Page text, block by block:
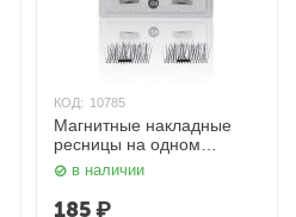
КОД: 10785
Магнитные накладные
ресницы на одном
магните 04# HudaBeauty
в наличии
185₽